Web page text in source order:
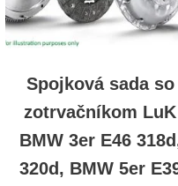
Spojková sada so
zotrvačníkom LuK
BMW 3er E46
320d, BMW 5er